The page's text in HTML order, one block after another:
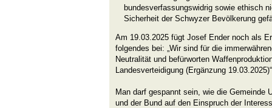
bundesverfassungswidrig sowie ethisch
Sicherheit der Schwyzer Bevölkerung
Am 19.03.2025 fügt Josef Ender noch als
folgendes bei: „Wir sind für die
Neutralität und befürworten
Landesverteidigung (Ergänzung
Man darf gespannt sein, wie die Gemeinde
und der Bund auf den Einspruch der